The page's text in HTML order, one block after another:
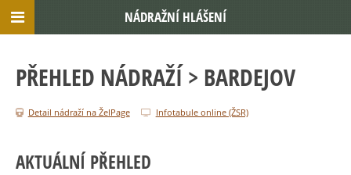
PŘEHLED NÁDRAŽÍ > BARDEJOV
Detail nádraží na ŽelPage Infotabule online (ŽSR)
AKTUÁLNÍ PŘEHLED
NÁDRAŽNÍ HLÁŠENÍ